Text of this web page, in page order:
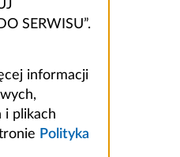
SERWISU”.
informacji
i plikach
Polityka